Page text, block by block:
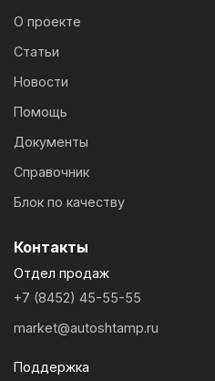
О проекте
Статьи
Новости
Помощь
Документы
Справочник
Блок по качеству
Контакты
Отдел продаж
+7 (8452) 45-55-55
market@autoshtamp.ru
Поддержка